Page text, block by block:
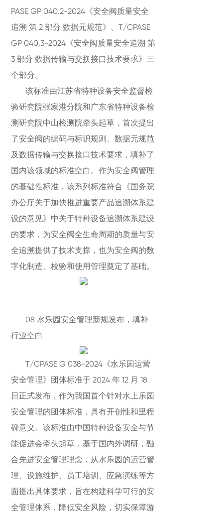
PASE GP 040.2-2024《安全阀质量安全
追溯 第 2 部分 数据元规范》、T/CPASE
GP 040.3-2024《安全阀质量安全追溯 第
3 部分 数据传输与交换接口技术要求》三
个部分。
该标准由江苏省特种设备安全监督检
验研究院张家港分院和广东省特种设备检
测研究院中山检测院牵头起草，首次提出
了安全阀的编码与标识规则、数据元规范
及数据传输与交换接口技术要求，填补了
国内该领域的标准空白。作为安全阀管理
的基础性标准，该系列标准符合《国务院
办公厅关于加快推进重要产品追溯体系建
设的意见》中关于特种设备追溯体系建设
的要求，为安全阀全生命周期的质量与安
全追溯提供了技术支撑，也为安全阀的数
字化制造、校验和使用管理奠定了基础。
08 水乐园安全管理新规发布，填补
行业空白
T/CPASE G 038-2024《水乐园运营
安全管理》团体标准于 2024 年 12 月 18
日正式发布，作为我国首个针对水上乐园
安全管理的团体标准，具有开创性和里程
碑意义。该标准由中国特种设备安全与节
能促进会牵头起草，基于国内外调研，融
合先进安全管理理念，从水乐园的运营管
理、设施维护、员工培训、应急演练等方
面提出具体要求，旨在构建科学可行的安
全管理体系，降低安全风险，切实保障游